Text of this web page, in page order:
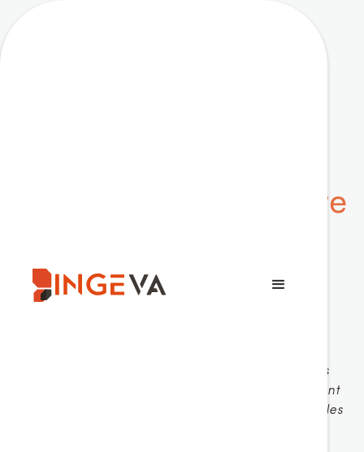
ferroviaire, construire
INGEVA & GCF, un
partenariat au cœur
Comment garantir des infrastructures ferroviaires
sûres, efficaces et durables dans un environnement
contraint ? C’est le défi que relèvent chaque jour les